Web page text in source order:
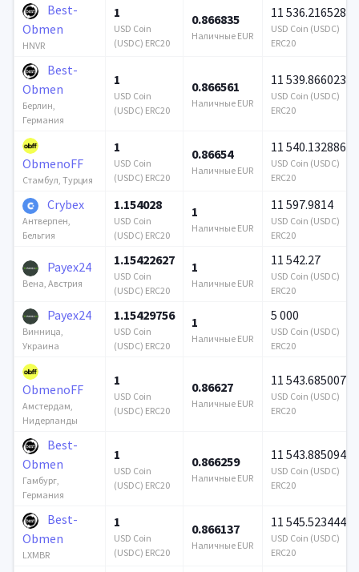
Best-
Obmen
HNVR
1
USD Coin
(USDC) ERC20
0.866835
Наличные EUR
11 536.216528
USD Coin (USDC)
ERC20
Best-
Obmen
Берлин,
Германия
1
USD Coin
(USDC) ERC20
0.866561
Наличные EUR
11 539.866023
USD Coin (USDC)
ERC20
ObmenoFF
Стамбул, Турция
1
USD Coin
(USDC) ERC20
0.86654
Наличные EUR
11 540.132886
USD Coin (USDC)
ERC20
Crybex
Антверпен,
Бельгия
1.154028
USD Coin
(USDC) ERC20
1
Наличные EUR
11 597.9814
USD Coin (USDC)
ERC20
Payex24
Вена, Австрия
1.15422627
USD Coin
(USDC) ERC20
1
Наличные EUR
11 542.27
USD Coin (USDC)
ERC20
Payex24
Винница,
Украина
1.15429756
USD Coin
(USDC) ERC20
1
Наличные EUR
5 000
USD Coin (USDC)
ERC20
ObmenoFF
Амстердам,
Нидерланды
1
USD Coin
(USDC) ERC20
0.86627
Наличные EUR
11 543.685007
USD Coin (USDC)
ERC20
Best-
Obmen
Гамбург,
Германия
1
USD Coin
(USDC) ERC20
0.866259
Наличные EUR
11 543.885094
USD Coin (USDC)
ERC20
Best-
Obmen
LXMBR
1
USD Coin
(USDC) ERC20
0.866137
Наличные EUR
11 545.523444
USD Coin (USDC)
ERC20